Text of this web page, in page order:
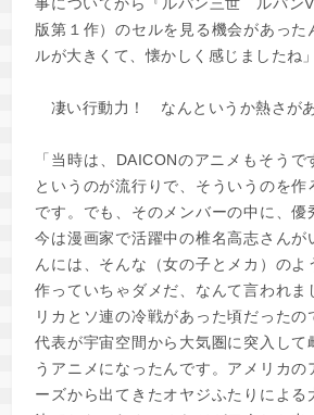
版第１作）のセルを見る機会があった
ルが大きくて、懐かしく感じましたね」
凄い行動力！ なんというか熱さがあ
「当時は、DAICONのアニメもそうで
というのが流行りで、そういうのを作
です。でも、そのメンバーの中に、優
今は漫画家で活躍中の椎名高志さんが
んには、そんな（女の子とメカ）のよ
作っていちゃダメだ、なんて言われま
リカとソ連の冷戦があった頃だったの
代表が宇宙空間から大気圏に突入して
うアニメになったんです。アメリカの
ーズから出てきたオヤジふたりによる